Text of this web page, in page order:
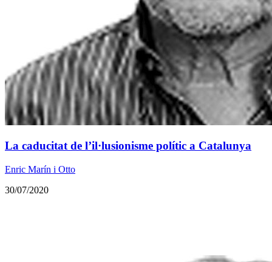
La caducitat de l’il·lusionisme polític a Catalunya
Enric Marín i Otto
30/07/2020